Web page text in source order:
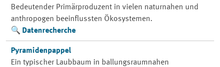
Bedeutender Primärproduzent in vielen naturnahen und
anthropogen beeinflussten Ökosystemen.
Datenrecherche
Pyramidenpappel
Ein typischer Laubbaum in ballungsraumnahen